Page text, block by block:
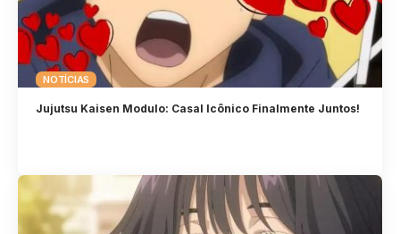
NOTÍCIAS
Jujutsu Kaisen Modulo: Casal Icônico Finalmente Juntos!